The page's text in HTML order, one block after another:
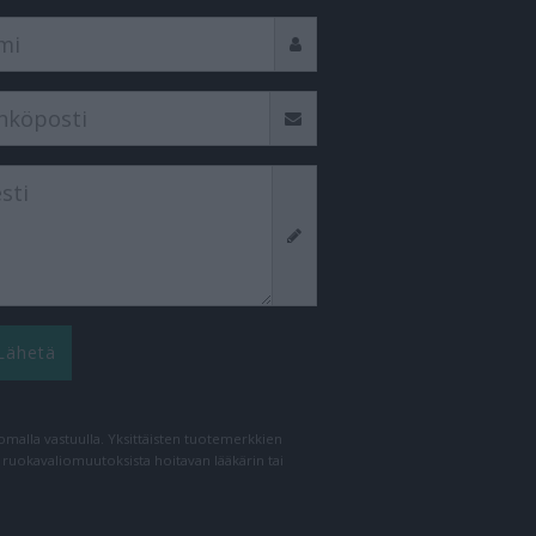
vastuulla. Yksittäisten tuotemerkkien
hoitavan lääkärin tai